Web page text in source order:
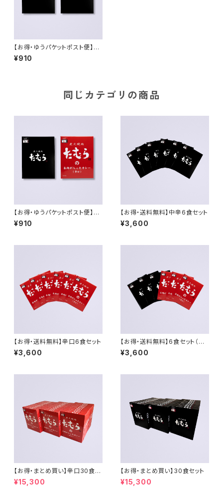
【お得・ゆうパケットポスト便】一
回食べてみて！おためし2食セッ
ト（中辛2個）
¥910
同じカテゴリの商品
【お得・ゆうパケットポスト便】一
回食べてみて！おためし2食セッ
ト（中辛・辛口）
¥910
【お得・送料無料】中辛6食セット
¥3,600
【お得・送料無料】辛口6食セット
¥3,600
【お得・送料無料】6食セット（中
辛3・辛口3）
¥3,600
【お得・まとめ買い】辛口30食セ
ット
¥15,300
【お得・まとめ買い】30食セット
¥15,300